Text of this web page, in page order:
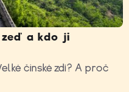
zeď a kdo ji
čínské zdi? A proč